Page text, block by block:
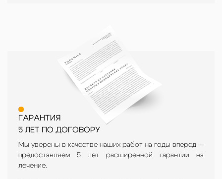
ГАРАНТИЯ
5 ЛЕТ ПО ДОГОВОРУ
Мы уверены в качестве наших работ на годы вперед —
предоставляем 5 лет расширенной гарантии на
лечение.